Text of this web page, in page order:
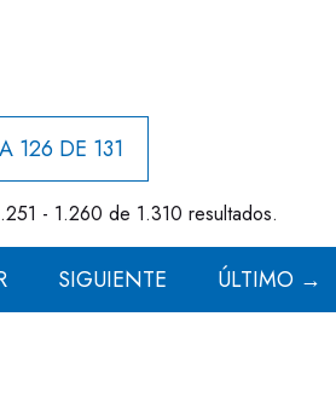
126 DE 131
- 1.260 de 1.310 resultados.
SIGUIENTE ÚLTIMO →